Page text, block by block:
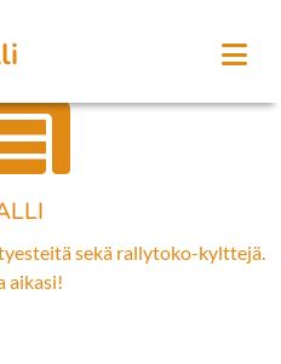
sekä rallytoko-kylttejä.
aikasi!